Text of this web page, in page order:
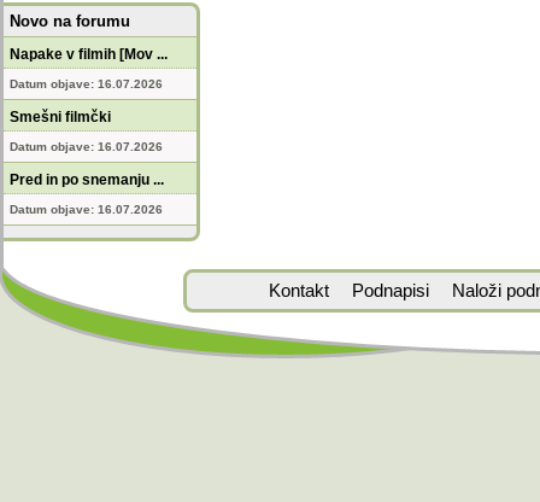
Novo na forumu
Napake v filmih [Mov ...
Datum objave: 16.07.2026
Smešni filmčki
Datum objave: 16.07.2026
Pred in po snemanju ...
Datum objave: 16.07.2026
Kontakt Podnapisi Naloži